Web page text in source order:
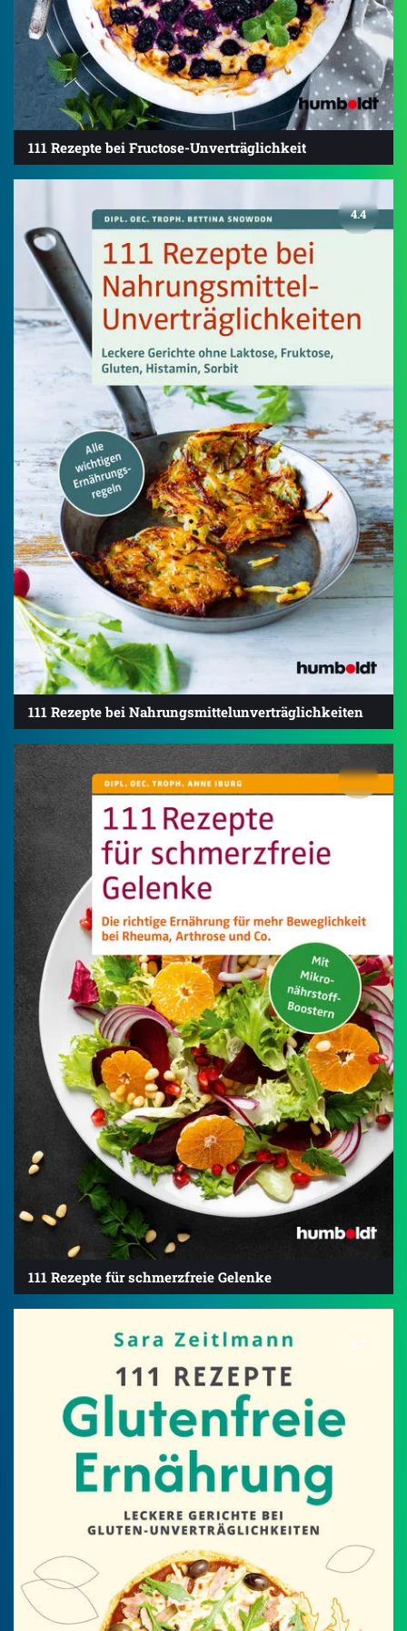
111 Rezepte bei Fructose-Unverträglichkeit
4.4
111 Rezepte bei Nahrungsmittelunverträglichkeiten
111 Rezepte für schmerzfreie Gelenke
4.7